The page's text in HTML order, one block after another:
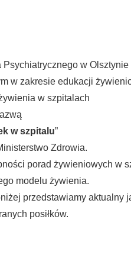
Psychiatrycznego w Olsztynie
w zakresie edukacji
w szpitalach
w szpitalu”
Zdrowia.
porad żywieniowych w
modelu żywienia.
przedstawiamy aktualny
posiłków.